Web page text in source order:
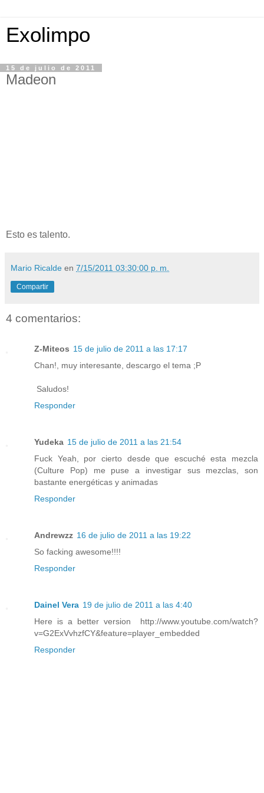
Exolimpo
15 de julio de 2011
Madeon
Esto es talento.
Mario Ricalde en 7/15/2011 03:30:00 p. m.
Compartir
4 comentarios:
Z-Miteos 15 de julio de 2011 a las 17:17
Chan!, muy interesante, descargo el tema ;P
Saludos!
Responder
Yudeka 15 de julio de 2011 a las 21:54
Fuck Yeah, por cierto desde que escuché esta mezcla
(Culture Pop) me puse a investigar sus mezclas, son
bastante energéticas y animadas
Responder
Andrewzz 16 de julio de 2011 a las 19:22
So facking awesome!!!!
Responder
Dainel Vera 19 de julio de 2011 a las 4:40
Here is a better version http://www.youtube.com/watch?
v=G2ExVvhzfCY&feature=player_embedded
Responder